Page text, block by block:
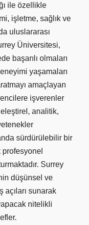
ile özellikle
işletme, sağlık ve
uluslararası
Üniversitesi,
başarılı olmaları
yaşamaları
amaçlayan
işverenler
analitik,
sürdürülebilir bir
Surrey
düşünsel ve
açıları sunarak
nitelikli